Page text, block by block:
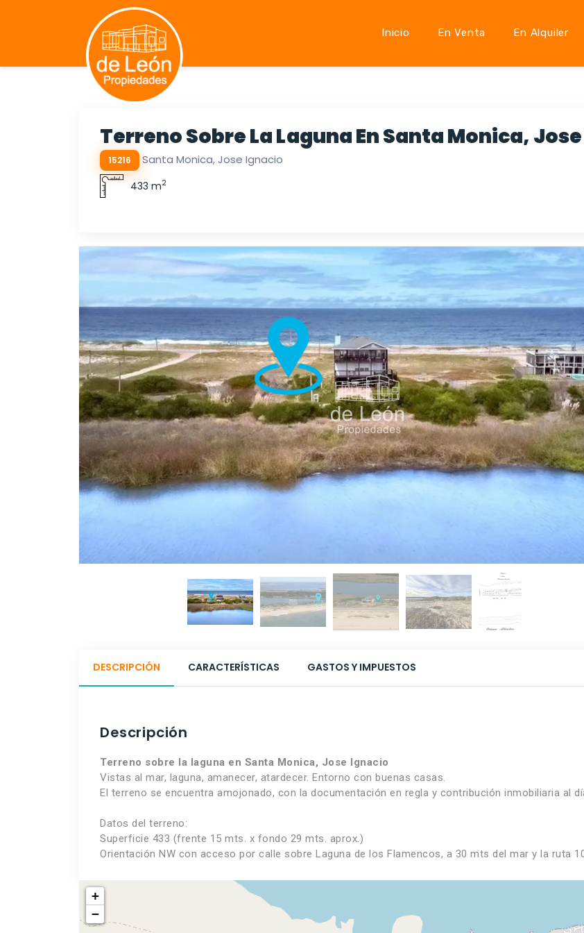
Inicio En Venta En Alquiler
Terreno Sobre La Laguna En Santa Monica,
15216 Santa Monica, Jose Ignacio
433 m2
DESCRIPCIÓN CARACTERÍSTICAS GASTOS Y IMPUESTOS
Descripción
Terreno sobre la laguna en Santa Monica, Jose Ignacio
Vistas al mar, laguna, amanecer, atardecer. Entorno con buenas casas.
El terreno se encuentra amojonado, con la documentación en regla y contribución inmobiliaria al
Datos del terreno:
Superficie 433 (frente 15 mts. x fondo 29 mts. aprox.)
Orientación NW con acceso por calle sobre Laguna de los Flamencos, a 30 mts del mar y la ruta
+
−